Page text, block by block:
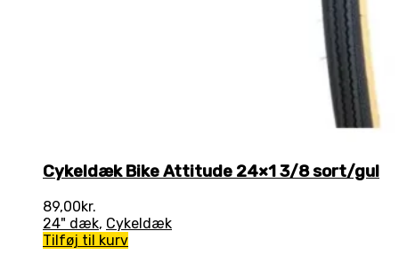
Cykeldæk Bike Attitude 24×1 3/8 sort/gul
89,00kr.
24" dæk, Cykeldæk
Tilføj til kurv